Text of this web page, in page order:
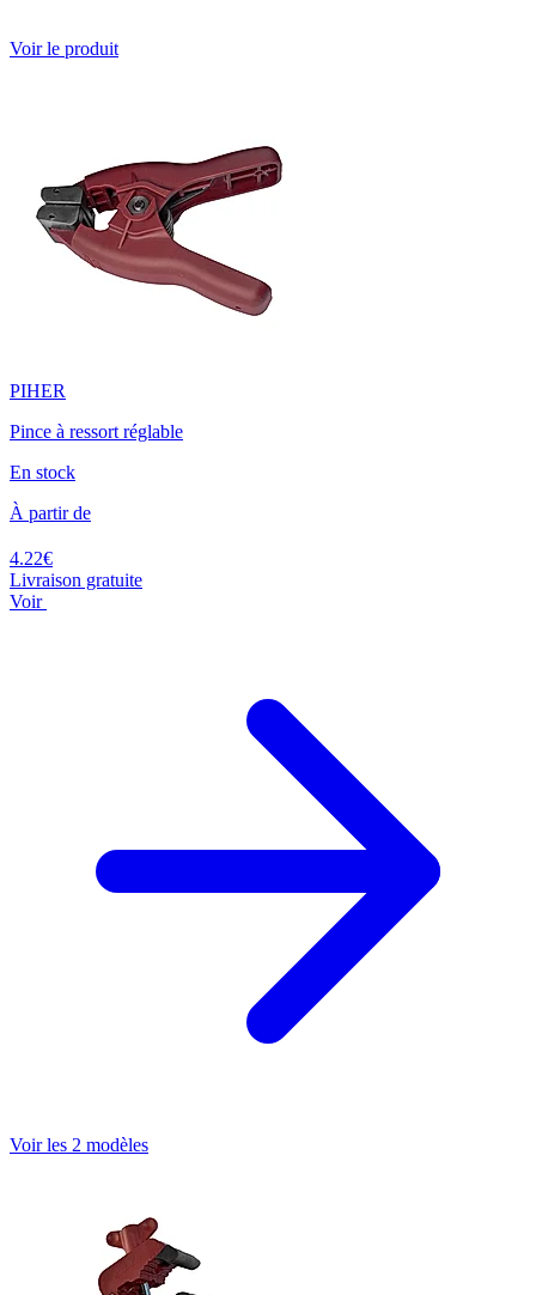
Voir le produit
PIHER
Pince à ressort réglable
En stock
À partir de
4.22€
Livraison gratuite
Voir
Voir les 2 modèles